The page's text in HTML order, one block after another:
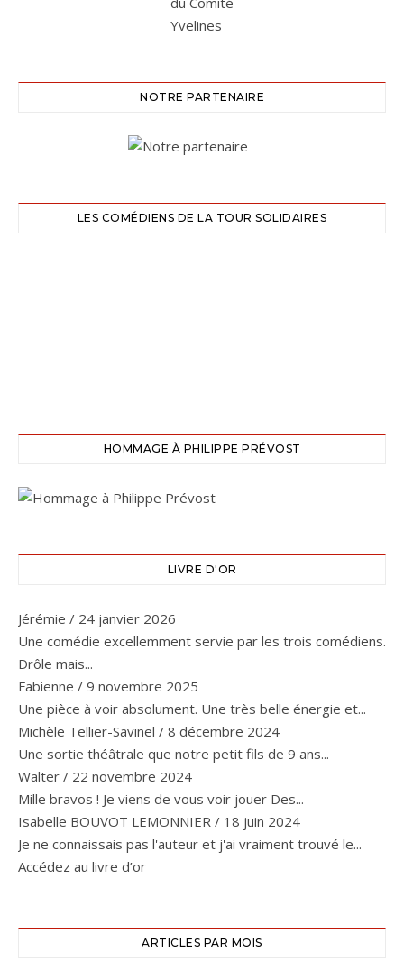
NOTRE PARTENAIRE
LES COMÉDIENS DE LA TOUR SOLIDAIRES
HOMMAGE À PHILIPPE PRÉVOST
LIVRE D'OR
Jérémie / 24 janvier 2026
Une comédie excellemment servie par les trois comédiens.
Drôle mais...
Fabienne / 9 novembre 2025
Une pièce à voir absolument. Une très belle énergie et...
Michèle Tellier-Savinel / 8 décembre 2024
Une sortie théâtrale que notre petit fils de 9 ans...
Walter / 22 novembre 2024
Mille bravos ! Je viens de vous voir jouer Des...
Isabelle BOUVOT LEMONNIER / 18 juin 2024
Je ne connaissais pas l'auteur et j'ai vraiment trouvé le...
Accédez au livre d’or
ARTICLES PAR MOIS